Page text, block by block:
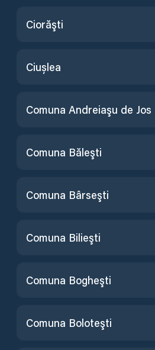
Ciorăşti
Ciușlea
Comuna Andreiaşu de Jos
Comuna Băleşti
Comuna Bârseşti
Comuna Bilieşti
Comuna Bogheşti
Comuna Boloteşti